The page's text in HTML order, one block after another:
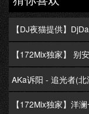
【DJ夜猫提供】
【172Mix独家】 别
AKa诉阳 - 追光者(
【172Mix独家】洋